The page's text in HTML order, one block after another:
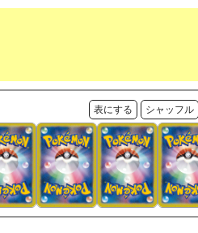
表にする シャッフル